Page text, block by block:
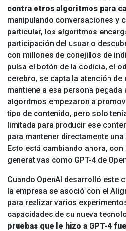
contra otros algoritmos para
manipulando conversaciones y
particular, los algoritmos
participación del usuario
con millones de conejillos de
pulsa el botón de la codicia, el
cerebro, se capta la atención de
mantiene a esa persona pegada
algoritmos empezaron a
tipo de contenido, pero solo
limitada para producir ese
para mantener directamente
Esto está cambiando ahora,
generativas como GPT-4 de
Cuando OpenAI desarrolló este
la empresa se asoció con el
para realizar varios
capacidades de su nueva
pruebas que le hizo a GPT-4